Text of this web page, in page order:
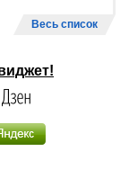
Весь список